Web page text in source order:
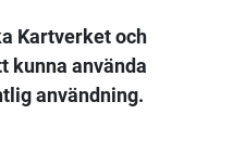
Kartverket och
kunna använda
användning.